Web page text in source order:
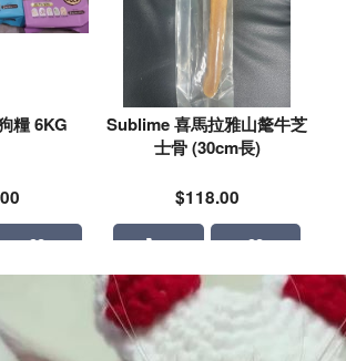
糧 6KG
Sublime 喜馬拉雅山氂牛芝
士骨 (30cm長)
$118.00